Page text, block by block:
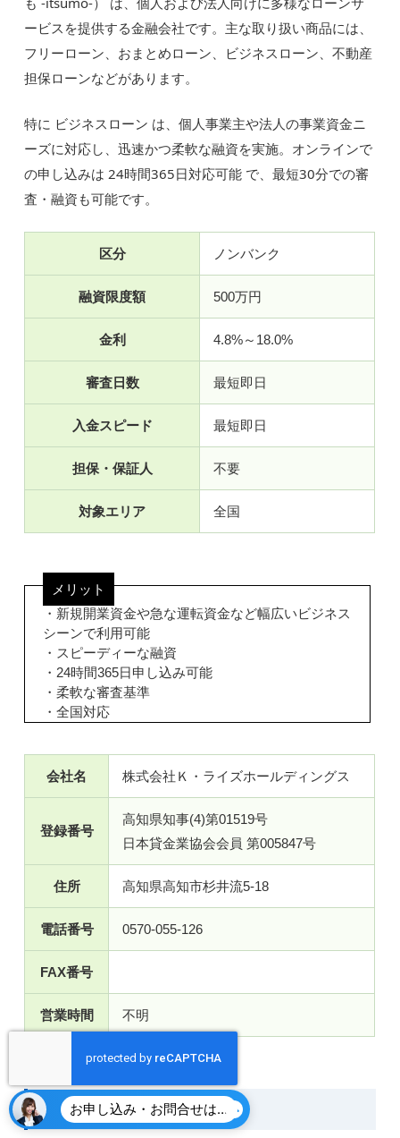
ービスを提供する金融会社です。主な取り扱い商品には、
フリーローン、おまとめローン、ビジネスローン、不動産
担保ローンなどがあります。
特に ビジネスローン は、個人事業主や法人の事業資金ニ
ーズに対応し、迅速かつ柔軟な融資を実施。オンラインで
の申し込みは 24時間365日対応可能 で、最短30分での審
査・融資も可能です。
区分 ノンバンク
融資限度額 500万円
金利 4.8%～18.0%
審査日数 最短即日
入金スピード 最短即日
担保・保証人 不要
対象エリア 全国
メリット
・新規開業資金や急な運転資金など幅広いビジネス
シーンで利用可能
・スピーディーな融資
・24時間365日申し込み可能
・柔軟な審査基準
・全国対応
会社名 株式会社Ｋ・ライズホールディングス
登録番号
高知県知事(4)第01519号
日本貸金業協会会員 第005847号
住所 高知県高知市杉井流5-18
電話番号 0570-055-126
FAX番号
営業時間 不明
プロミス お申し込み・お問合せはこちら